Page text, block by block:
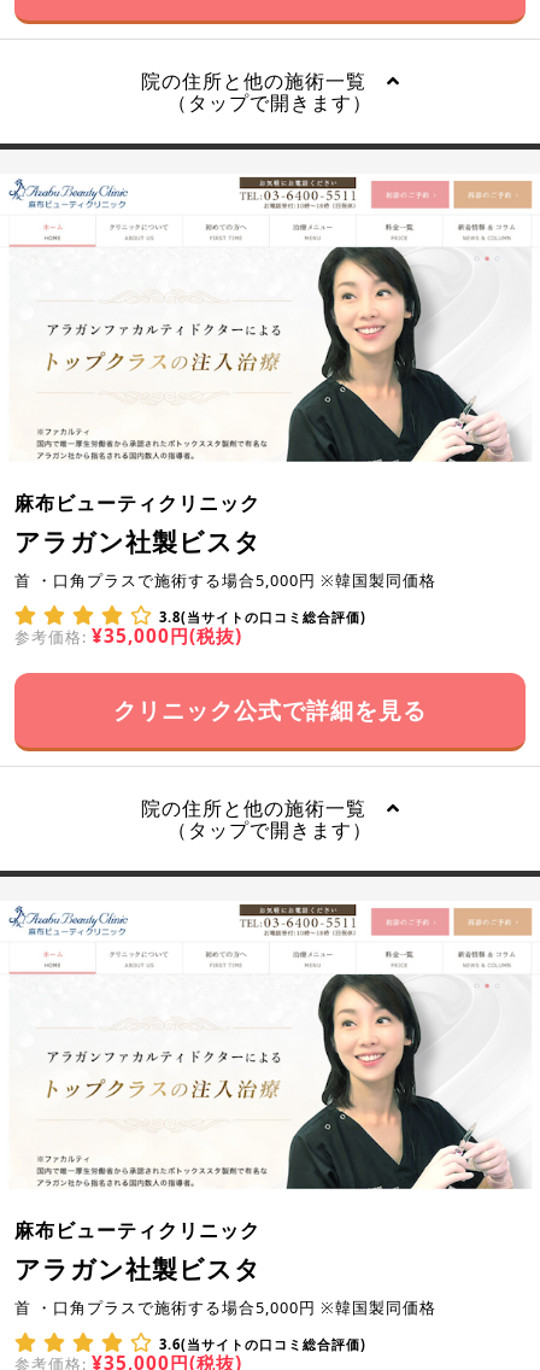
院の住所と他の施術一覧
（タップで開きます）
麻布ビューティクリニック
アラガン社製ビスタ
首 ・口角プラスで施術する場合5,000円 ※韓国製同価格
3.8(当サイトの口コミ総合評価)
参考価格: ¥35,000円(税抜)
クリニック公式で詳細を見る
院の住所と他の施術一覧
（タップで開きます）
麻布ビューティクリニック
アラガン社製ビスタ
首 ・口角プラスで施術する場合5,000円 ※韓国製同価格
3.6(当サイトの口コミ総合評価)
参考価格: ¥35,000円(税抜)